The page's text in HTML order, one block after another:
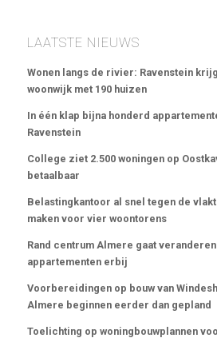
LAATSTE NIEUWS
Wonen langs de rivier: Ravenstein
woonwijk met 190 huizen
In één klap bijna honderd
Ravenstein
College ziet 2.500 woningen op
betaalbaar
Belastingkantoor al snel tegen de
maken voor vier woontorens
Rand centrum Almere gaat
appartementen erbij
Voorbereidingen op bouw van
Almere beginnen eerder dan gepland
Toelichting op woningbouwplannen